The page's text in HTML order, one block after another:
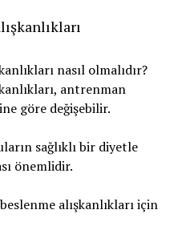
nasıl olmalıdır?
antrenman
göre değişebilir.
sağlıklı bir diyetle
önemlidir.
alışkanlıkları için